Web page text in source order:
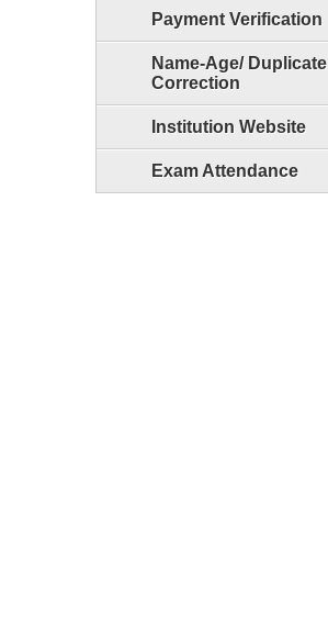
Payment Verification
Name-Age/ Duplicate
Correction
Institution Website
Exam Attendance